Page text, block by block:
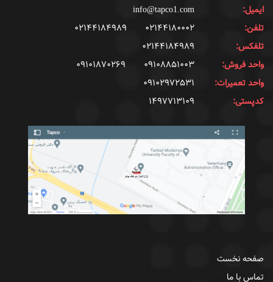
ایمیل:
info@tapco1.com
تلفن: ۰۲۱۴۴۱۸۰۰۰۲
۰۲۱۴۴۱۸۴۹۸۹
تلفکس:
۰۲۱۴۴۱۸۴۹۸۹
واحد فروش:
۰۹۱۰۸۸۵۱۰۰۳
۰۹۱۰۱۸۷۰۲۶۹
واحد تعمیرات:
۰۹۱۰۲۹۷۲۵۳۱
کدپستی:
۱۴۹۷۷۱۳۱۰۹
صفحه نخست
تماس با ما